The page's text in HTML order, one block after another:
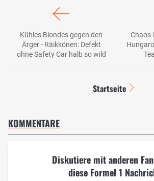
Kühles Blondes gegen den
Ärger - Räikkönen: Defekt
ohne Safety Car halb so wild
Startseite
KOMMENTARE
Diskutiere mit anderen
diese Formel 1